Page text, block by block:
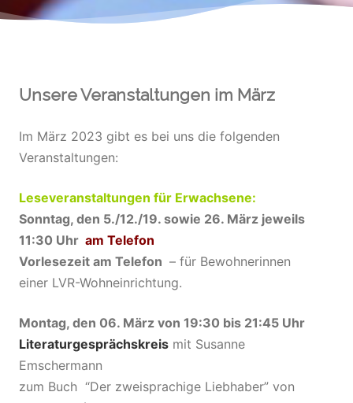
Unsere Veranstaltungen im März
Im März 2023 gibt es bei uns die folgenden
Veranstaltungen:
Leseveranstaltungen für Erwachsene:
Sonntag, den 5./12./19. sowie 26. März jeweils
11:30 Uhr am Telefon
Vorlesezeit am Telefon – für Bewohnerinnen
einer LVR-Wohneinrichtung.
Montag, den 06. März von 19:30 bis 21:45 Uhr
Literaturgesprächskreis mit Susanne
Emschermann
zum Buch “Der zweisprachige Liebhaber” von